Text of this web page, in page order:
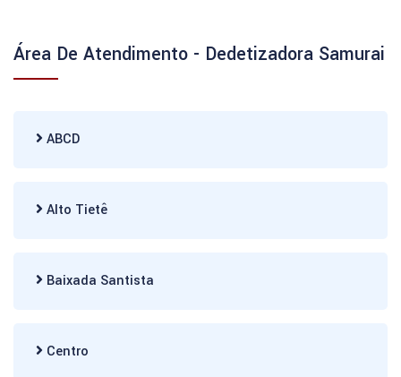
Área De Atendimento - Dedetizadora Samurai
ABCD
Alto Tietê
Baixada Santista
Centro